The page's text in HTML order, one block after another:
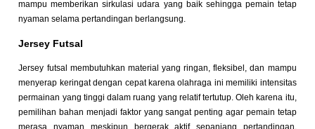
mampu memberikan sirkulasi udara yang baik sehingga pemain tetap
nyaman selama pertandingan berlangsung.
Jersey Futsal
Jersey futsal membutuhkan material yang ringan, fleksibel, dan mampu
menyerap keringat dengan cepat karena olahraga ini memiliki intensitas
permainan yang tinggi dalam ruang yang relatif tertutup. Oleh karena itu,
pemilihan bahan menjadi faktor yang sangat penting agar pemain tetap
merasa nyaman meskipun bergerak aktif sepanjang pertandingan.